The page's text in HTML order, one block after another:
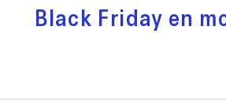
Black Friday en